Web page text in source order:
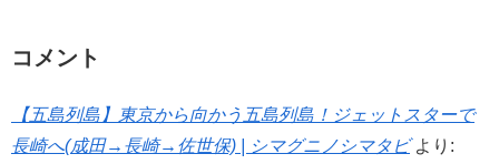
コメント
【五島列島】東京から向かう五島列島！ジェットスターで
長崎へ(成田→長崎→佐世保) | シマグニノシマタビ より: